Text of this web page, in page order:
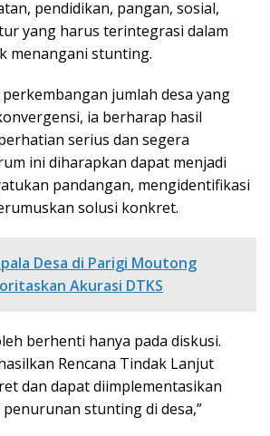
pendidikan, pangan, sosial,
yang harus terintegrasi dalam
menangani stunting.
jumlah desa yang
ia berharap hasil
serius dan segera
ini diharapkan dapat menjadi
pandangan, mengidentifikasi
solusi konkret.
Desa di Parigi Moutong
Akurasi DTKS
berhenti hanya pada diskusi.
Rencana Tindak Lanjut
dan dapat diimplementasikan
stunting di desa,”